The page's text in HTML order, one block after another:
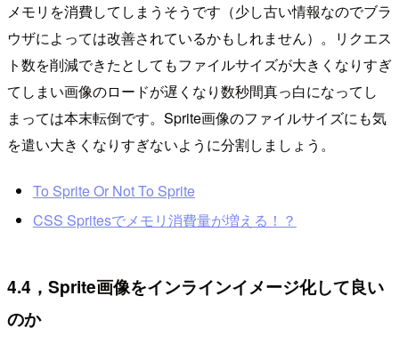
メモリを消費してしまうそうです（少し古い情報なのでブラ
ウザによっては改善されているかもしれません）。リクエス
ト数を削減できたとしてもファイルサイズが大きくなりすぎ
てしまい画像のロードが遅くなり数秒間真っ白になってし
まっては本末転倒です。Sprite画像のファイルサイズにも気
を遣い大きくなりすぎないように分割しましょう。
To Sprite Or Not To Sprite
CSS Spritesでメモリ消費量が増える！？
4.4，Sprite画像をインラインイメージ化して良い
のか